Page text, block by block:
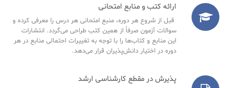
ارائه کتب و منابع امتحانی
قبل از شروع هر دوره، منبع امتحانی هر درس را معرفی کرده و
سوالات آزمون صرفاً از همین کتب طراحی می‌گردد. انتشارات
این منابع و کتاب‌ها را با توجه به تغییرات احتمالی منابع در هر
دوره در اختیار دانش‌پذیران قرار می‌دهد.
پذیرش در مقطع کارشناسی ارشد